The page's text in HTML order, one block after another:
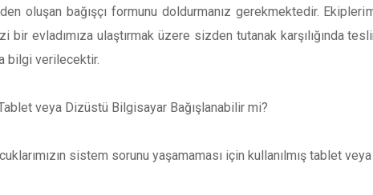
oluşan bağışçı formunu doldurmanız gerekmektedir.
bir evladımıza ulaştırmak üzere sizden tutanak karşılığında
bilgi verilecektir.
veya Dizüstü Bilgisayar Bağışlanabilir mi?
sistem sorunu yaşamaması için kullanılmış tablet